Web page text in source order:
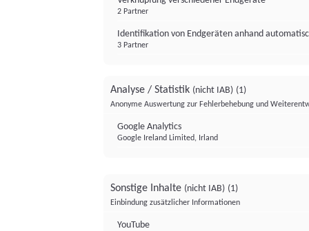
2 Partner
Identifikation von Endgeräten anhand
3 Partner
Analyse / Statistik (nicht IAB) (1)
Anonyme Auswertung zur Fehlerbehebung und
Google Analytics
Google Ireland Limited, Irland
Sonstige Inhalte (nicht IAB) (1)
Einbindung zusätzlicher Informationen
YouTube